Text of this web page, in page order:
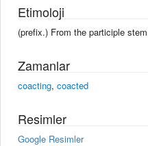
Etimoloji
(prefix.) From the participle
Zamanlar
coacting, coacted
Resimler
Google Resimler